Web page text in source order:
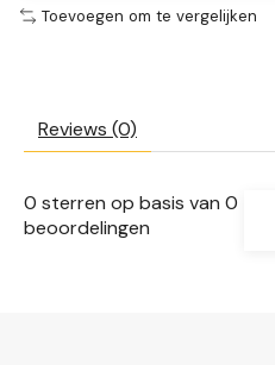
Toevoegen om te vergelijken
Reviews (0)
0 sterren op basis van 0
beoordelingen